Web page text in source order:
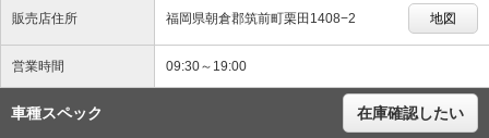
販売店住所 福岡県朝倉郡筑前町栗田1408−2 地図
営業時間 09:30～19:00
車種スペック 在庫確認したい